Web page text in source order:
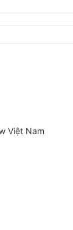
Việt Nam